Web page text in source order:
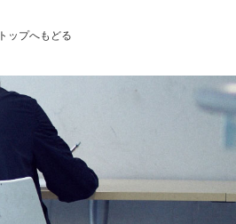
トップへもどる